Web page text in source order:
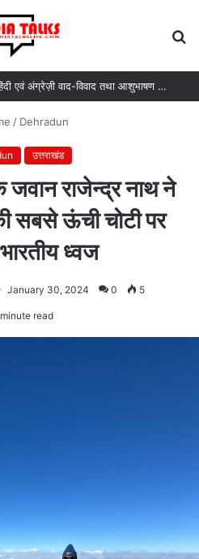
द आर्यन स्कूल में अंतर-सदनीय हिंदी एवं अंग्रेज़ी वाद-विवाद तथा आशुभाषण प्रतियोगिताओं का आयोजन
/ Dehradun
उत्तराखंड
राजेन्द्र नाथ ने
सबसे ऊंची चोटी पर
ध्वज
January 30, 2024 0 5
read